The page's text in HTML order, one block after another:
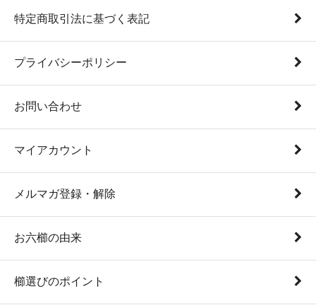
特定商取引法に基づく表記
プライバシーポリシー
お問い合わせ
マイアカウント
メルマガ登録・解除
お六櫛の由来
櫛選びのポイント